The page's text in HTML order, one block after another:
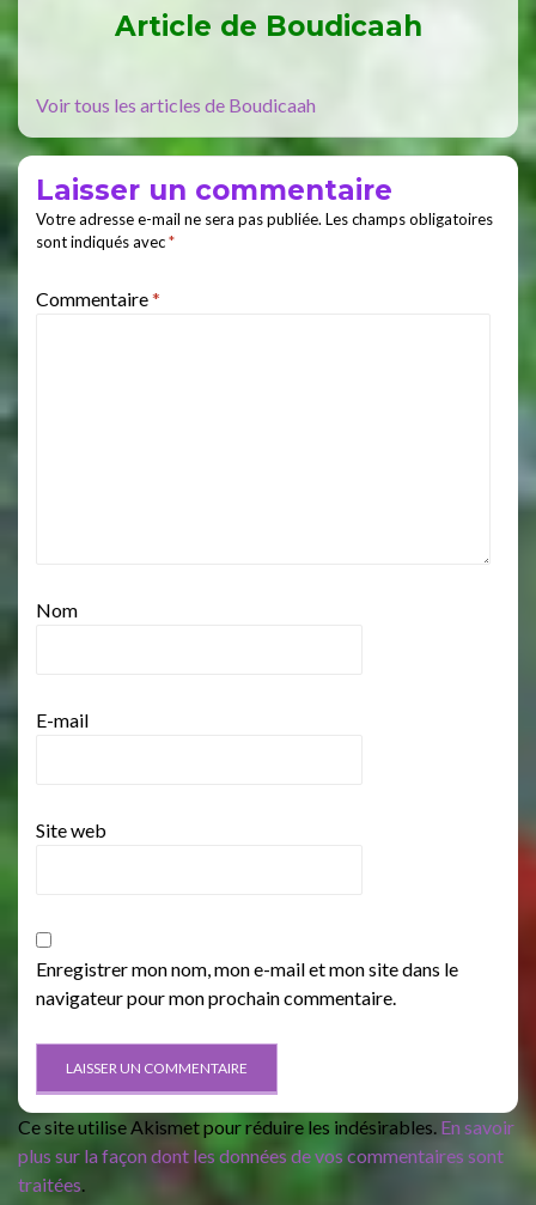
Article de Boudicaah
Voir tous les articles de Boudicaah
Laisser un commentaire
Votre adresse e-mail ne sera pas publiée. Les champs obligatoires
sont indiqués avec*
Commentaire*
Nom
E-mail
Site web
Enregistrer mon nom, mon e-mail et mon site dans le
navigateur pour mon prochain commentaire.
Ce site utilise Akismet pour réduire les indésirables. En savoir
plus sur la façon dont les données de vos commentaires sont
traitées